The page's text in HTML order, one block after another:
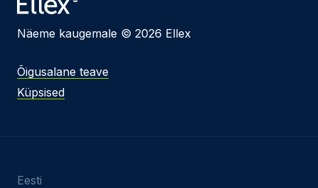
Näeme kaugemale © 2026 Ellex
Õigusalane teave
Küpsised
Eesti